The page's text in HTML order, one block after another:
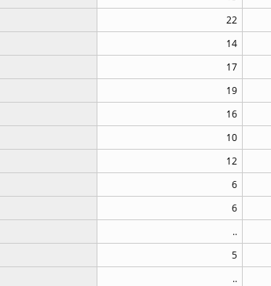
22
14
17
19
16
10
12
6
6
..
5
..